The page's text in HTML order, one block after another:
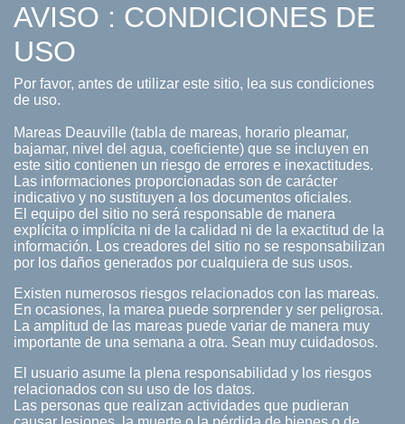
AVISO : CONDICIONES DE
USO
Por favor, antes de utilizar este sitio, lea sus condiciones
de uso.
Mareas Deauville (tabla de mareas, horario pleamar,
bajamar, nivel del agua, coeficiente) que se incluyen en
este sitio contienen un riesgo de errores e inexactitudes.
Las informaciones proporcionadas son de carácter
indicativo y no sustituyen a los documentos oficiales.
El equipo del sitio no será responsable de manera
explícita o implícita ni de la calidad ni de la exactitud de la
información. Los creadores del sitio no se responsabilizan
por los daños generados por cualquiera de sus usos.
Existen numerosos riesgos relacionados con las mareas.
En ocasiones, la marea puede sorprender y ser peligrosa.
La amplitud de las mareas puede variar de manera muy
importante de una semana a otra. Sean muy cuidadosos.
El usuario asume la plena responsabilidad y los riesgos
relacionados con su uso de los datos.
Las personas que realizan actividades que pudieran